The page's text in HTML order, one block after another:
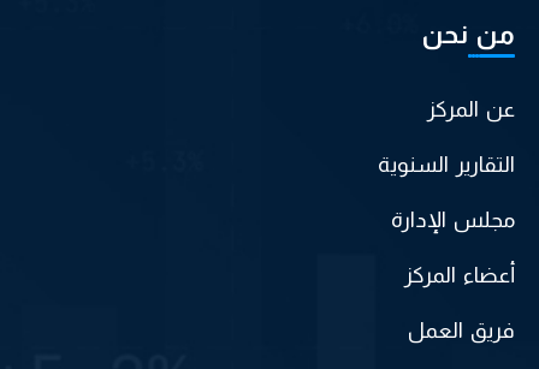
من نحن
عن المركز
التقارير السنوية
مجلس الإدارة
أعضاء المركز
فريق العمل